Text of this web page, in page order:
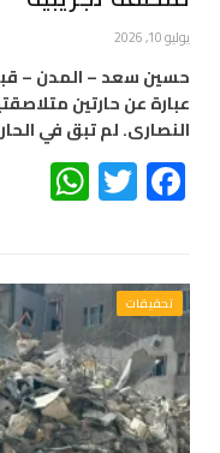
يوليو 10, 2026
حسين سعد – المدن –
عبارة عن حارتين
النصارى. لم تبق في
Facebook
Twitter
تحقيقات